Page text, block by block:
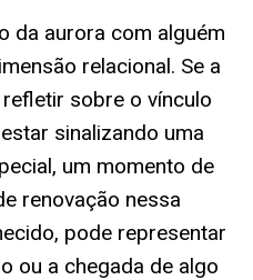
da aurora com alguém
relacional. Se a
sobre o vínculo
sinalizando uma
um momento de
renovação nessa
pode representar
ou a chegada de algo